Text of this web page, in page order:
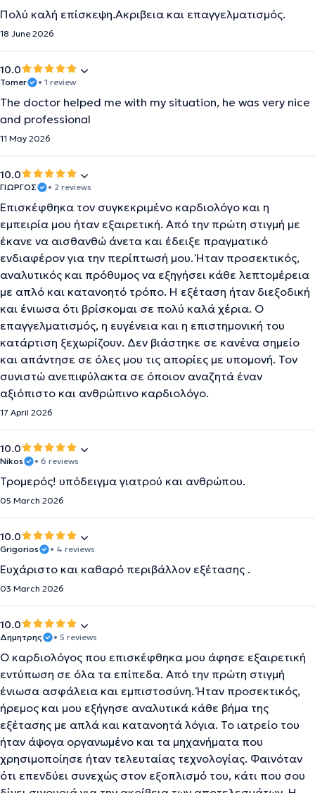
Πολύ καλή επίσκεψη.Ακριβεια και επαγγελματισμός.
18 June 2026
10.0
Tomer • 1 review
The doctor helped me with my situation, he was very nice
and professional
11 May 2026
10.0
ΓΙΩΡΓΟΣ • 2 reviews
Επισκέφθηκα τον συγκεκριμένο καρδιολόγο και η
εμπειρία μου ήταν εξαιρετική. Από την πρώτη στιγμή με
έκανε να αισθανθώ άνετα και έδειξε πραγματικό
ενδιαφέρον για την περίπτωσή μου. Ήταν προσεκτικός,
αναλυτικός και πρόθυμος να εξηγήσει κάθε λεπτομέρεια
με απλό και κατανοητό τρόπο. Η εξέταση ήταν διεξοδική
και ένιωσα ότι βρίσκομαι σε πολύ καλά χέρια. Ο
επαγγελματισμός, η ευγένεια και η επιστημονική του
κατάρτιση ξεχωρίζουν. Δεν βιάστηκε σε κανένα σημείο
και απάντησε σε όλες μου τις απορίες με υπομονή. Τον
συνιστώ ανεπιφύλακτα σε όποιον αναζητά έναν
αξιόπιστο και ανθρώπινο καρδιολόγο.
17 April 2026
10.0
Nikos • 6 reviews
Τρομερός! υπόδειγμα γιατρού και ανθρώπου.
05 March 2026
10.0
Grigorios • 4 reviews
Ευχάριστο και καθαρό περιβάλλον εξέτασης .
03 March 2026
10.0
Δημητρης • 5 reviews
Ο καρδιολόγος που επισκέφθηκα μου άφησε εξαιρετική
εντύπωση σε όλα τα επίπεδα. Από την πρώτη στιγμή
ένιωσα ασφάλεια και εμπιστοσύνη. Ήταν προσεκτικός,
ήρεμος και μου εξήγησε αναλυτικά κάθε βήμα της
εξέτασης με απλά και κατανοητά λόγια. Το ιατρείο του
ήταν άψογα οργανωμένο και τα μηχανήματα που
χρησιμοποίησε ήταν τελευταίας τεχνολογίας. Φαινόταν
ότι επενδύει συνεχώς στον εξοπλισμό του, κάτι που σου